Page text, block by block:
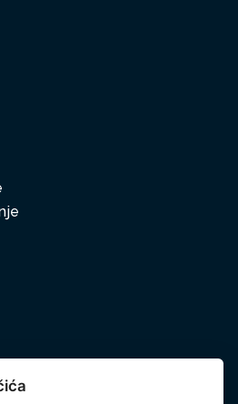
obrađivanih podataka